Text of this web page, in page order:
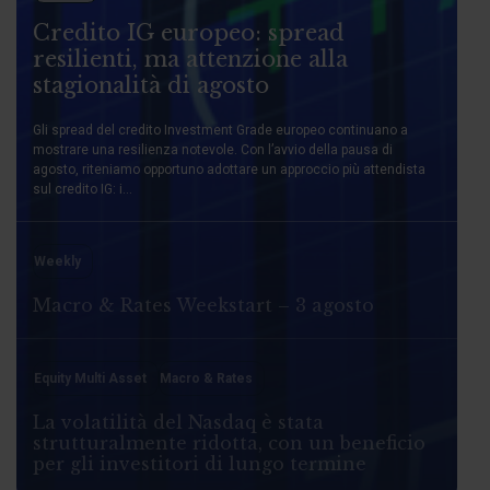
Credito IG europeo: spread
resilienti, ma attenzione alla
stagionalità di agosto
Gli spread del credito Investment Grade europeo continuano a
mostrare una resilienza notevole. Con l’avvio della pausa di
agosto, riteniamo opportuno adottare un approccio più attendista
sul credito IG: i...
Weekly
Macro & Rates Weekstart – 3 agosto
Equity Multi Asset Macro & Rates
La volatilità del Nasdaq è stata
strutturalmente ridotta, con un beneficio
per gli investitori di lungo termine